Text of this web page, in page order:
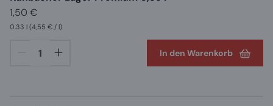
1,50 €
0.33 l (4,55 € / l)
In den Warenkorb